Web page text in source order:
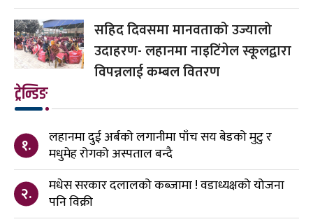
सहिद दिवसमा मानवताको उज्यालो
उदाहरण- लहानमा नाइटिंगेल स्कूलद्वारा
विपन्नलाई कम्बल वितरण
ट्रेन्डिङ
१.
लहानमा दुई अर्बको लगानीमा पाँच सय बेडको मुटु र
मधुमेह रोगको अस्पताल बन्दै
२.
मधेस सरकार दलालको कब्जामा ! वडाध्यक्षको योजना
पनि विक्री